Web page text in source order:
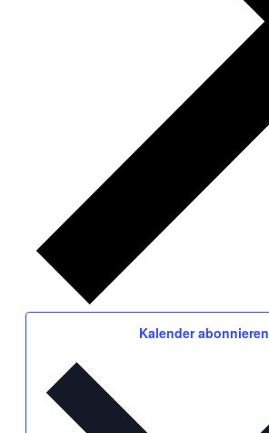
Kalender abonnieren